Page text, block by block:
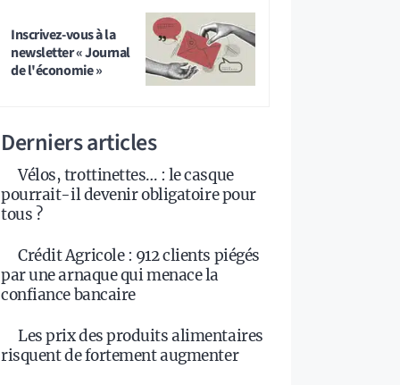
Inscrivez-vous à la
newsletter « Journal
de l'économie »
Derniers articles
Vélos, trottinettes… : le casque
pourrait-il devenir obligatoire pour
tous ?
Crédit Agricole : 912 clients piégés
par une arnaque qui menace la
confiance bancaire
Les prix des produits alimentaires
risquent de fortement augmenter